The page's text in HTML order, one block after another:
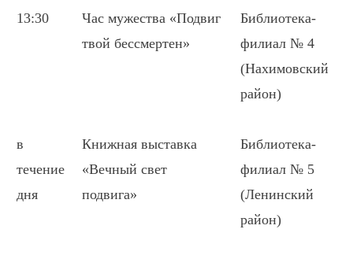
13:30
Час мужества «Подвиг
твой бессмертен»
Библиотека-
филиал № 4
(Нахимовский
район)
в
течение
дня
Книжная выставка
«Вечный свет
подвига»
Библиотека-
филиал № 5
(Ленинский
район)